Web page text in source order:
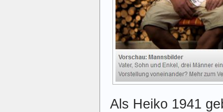
Als Heiko 1941